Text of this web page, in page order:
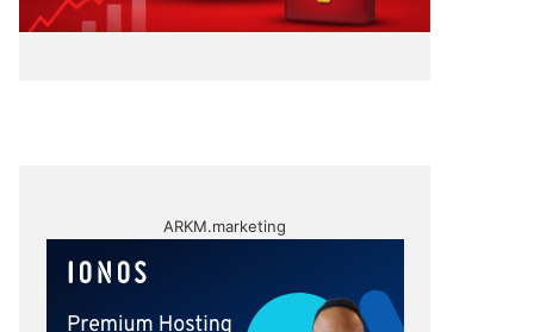
ARKM.marketing